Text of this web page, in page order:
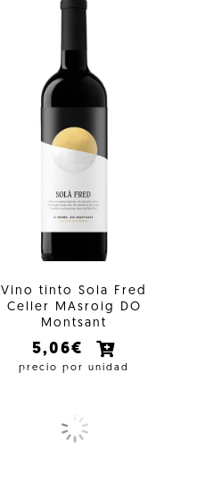
Vino tinto Sola Fred
Celler MAsroig DO
Montsant
5,06€
precio por unidad